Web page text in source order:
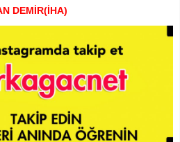
DEMİR(İHA)